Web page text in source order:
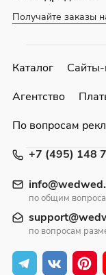
Получайте заказы
+7 (495) 148
по общим
по вопросам
Каталог
Агентство
По вопросам